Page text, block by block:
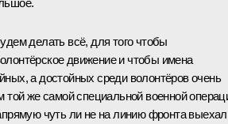
делать всё, для того чтобы
движение и чтобы имена
а достойных среди волонтёров очень
той же самой специальной военной
чуть ли не на линию фронта